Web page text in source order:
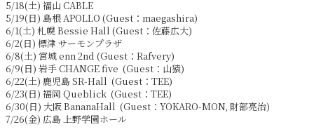
5/18(土) 福山 CABLE
5/19(日) 島根 APOLLO (Guest：maegashira)
6/1(土) 札幌 Bessie Hall (Guest：佐藤広大)
6/2(日) 標津 サーモンプラザ
6/8(土) 宮城 enn 2nd (Guest：Rafvery)
6/9(日) 岩手 CHANGE five (Guest：山猿)
6/22(土) 鹿児島 SR-Hall (Guest：TEE)
6/23(日) 福岡 Queblick (Guest：TEE)
6/30(日) 大阪 BananaHall (Guest：YOKARO-MON, 財部亮治)
7/26(金) 広島 上野学園ホール